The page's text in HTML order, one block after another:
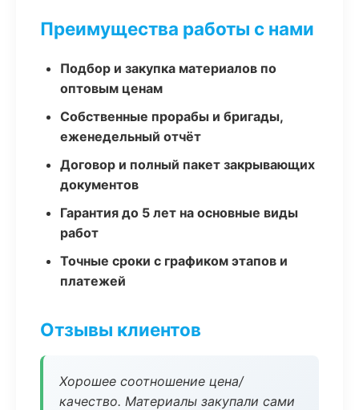
Преимущества работы с нами
Подбор и закупка материалов по
оптовым ценам
Собственные прорабы и бригады,
еженедельный отчёт
Договор и полный пакет закрывающих
документов
Гарантия до 5 лет на основные виды
работ
Точные сроки с графиком этапов и
платежей
Отзывы клиентов
Хорошее соотношение цена/
качество. Материалы закупали сами